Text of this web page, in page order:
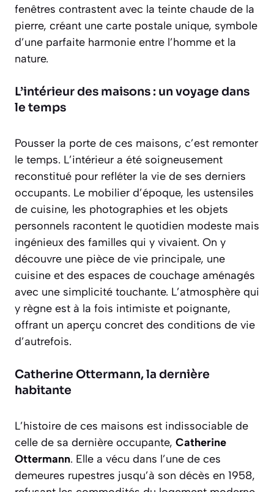
fenêtres contrastent avec la teinte chaude de la
pierre, créant une carte postale unique, symbole
d’une parfaite harmonie entre l’homme et la
nature.
L’intérieur des maisons : un voyage dans
le temps
Pousser la porte de ces maisons, c’est remonter
le temps. L’intérieur a été soigneusement
reconstitué pour refléter la vie de ses derniers
occupants. Le mobilier d’époque, les ustensiles
de cuisine, les photographies et les objets
personnels racontent le quotidien modeste mais
ingénieux des familles qui y vivaient. On y
découvre une pièce de vie principale, une
cuisine et des espaces de couchage aménagés
avec une simplicité touchante. L’atmosphère qui
y règne est à la fois intimiste et poignante,
offrant un aperçu concret des conditions de vie
d’autrefois.
Catherine Ottermann, la dernière
habitante
L’histoire de ces maisons est indissociable de
celle de sa dernière occupante, Catherine
Ottermann. Elle a vécu dans l’une de ces
demeures rupestres jusqu’à son décès en 1958,